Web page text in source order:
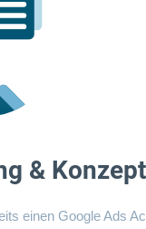
&
einen Google Ads